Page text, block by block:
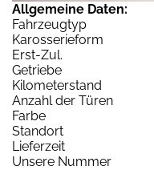
Allgemeine Daten:
Fahrzeugtyp
Karosserieform
Erst-Zul.
Getriebe
Kilometerstand
Anzahl der Türen
Farbe
Standort
Lieferzeit
Unsere Nummer